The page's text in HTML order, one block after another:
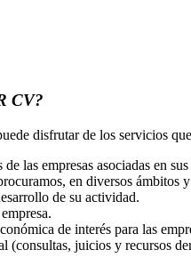
CV?
disfrutar de los servicios
las empresas asociadas en
en diversos ámbitos
de su actividad.
de interés para las
juicios y recursos